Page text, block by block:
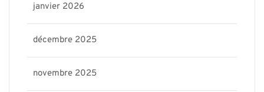
janvier 2026
décembre 2025
novembre 2025